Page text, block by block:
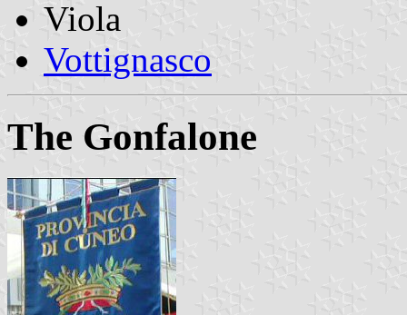
Viola
Vottignasco
The Gonfalone